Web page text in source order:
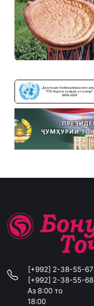
[+992] 2-38-55-67
[+992] 2-38-55-68
Аз 8:00 то
18:00